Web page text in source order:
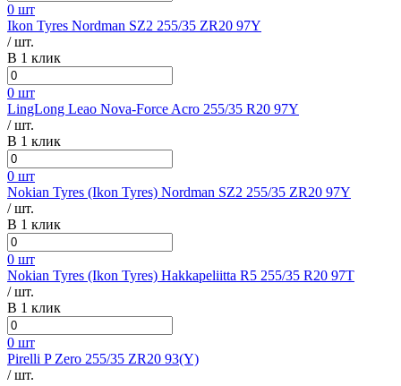
0 шт
Ikon Tyres Nordman SZ2 255/35 ZR20 97Y
/ шт.
В 1 клик
0 шт
LingLong Leao Nova-Force Acro 255/35 R20 97Y
/ шт.
В 1 клик
0 шт
Nokian Tyres (Ikon Tyres) Nordman SZ2 255/35 ZR20 97Y
/ шт.
В 1 клик
0 шт
Nokian Tyres (Ikon Tyres) Hakkapeliitta R5 255/35 R20 97T
/ шт.
В 1 клик
0 шт
Pirelli P Zero 255/35 ZR20 93(Y)
/ шт.